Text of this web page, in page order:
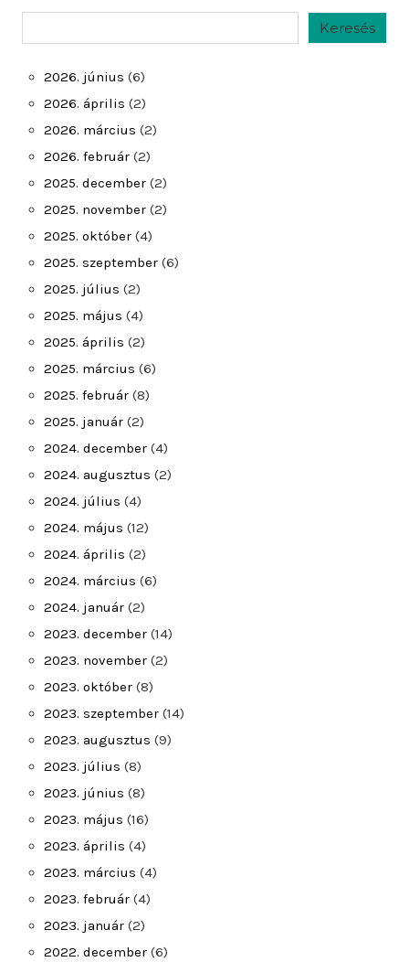
Keresés
2026. június (6)
2026. április (2)
2026. március (2)
2026. február (2)
2025. december (2)
2025. november (2)
2025. október (4)
2025. szeptember (6)
2025. július (2)
2025. május (4)
2025. április (2)
2025. március (6)
2025. február (8)
2025. január (2)
2024. december (4)
2024. augusztus (2)
2024. július (4)
2024. május (12)
2024. április (2)
2024. március (6)
2024. január (2)
2023. december (14)
2023. november (2)
2023. október (8)
2023. szeptember (14)
2023. augusztus (9)
2023. július (8)
2023. június (8)
2023. május (16)
2023. április (4)
2023. március (4)
2023. február (4)
2023. január (2)
2022. december (6)